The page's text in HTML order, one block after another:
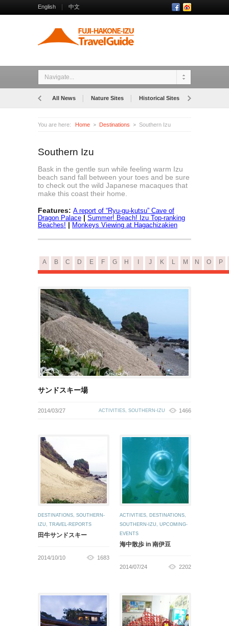
English 中文
Navigate...
All News Nature Sites Historical Sites
You are here: Home Destinations Southern Izu
Southern Izu
Bask in the gentle sun while feeling warm Izu
beach sand fall between your toes and be sure
to check out the wild Japanese macaques that
make this coast their home.
Features: A report of “Ryu-gu-kutsu” Cave of
Dragon Palace | Summer! Beach! Izu Top-ranking
Beaches! | Monkeys Viewing at Hagachizakien
A B C D E F G H J K L M N O P
サンドスキー場
2014/03/27 ACTIVITIES, SOUTHERN-IZU 1466
DESTINATIONS, SOUTHERN-
IZU, TRAVEL-REPORTS
田牛サンドスキー
2014/10/10 1683
ACTIVITIES, DESTINATIONS,
SOUTHERN-IZU, UPCOMING-
EVENTS
海中散歩 in 南伊豆
2014/07/24 2202